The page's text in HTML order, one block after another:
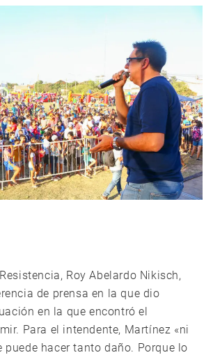
Roy Abelardo Nikisch,
de prensa en la que dio
en la que encontró el
Para el intendente, Martínez «ni
puede hacer tanto daño. Porque lo